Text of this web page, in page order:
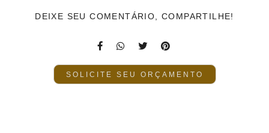
DEIXE SEU COMENTÁRIO, COMPARTILHE!
SOLICITE SEU ORÇAMENTO